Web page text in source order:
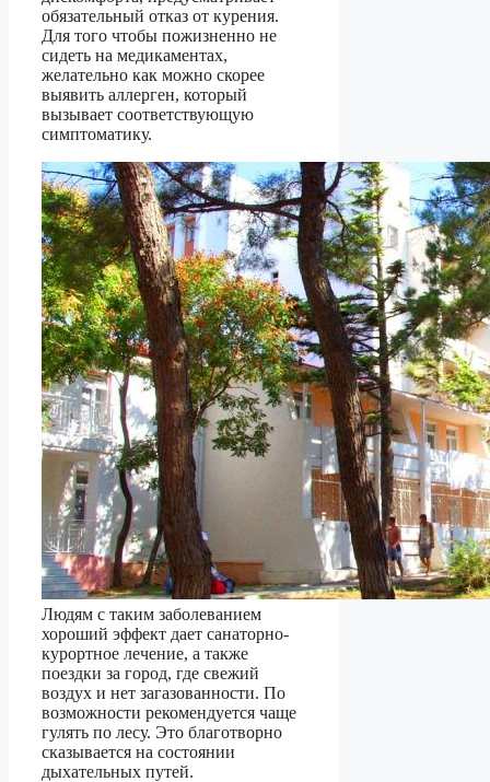
обязательный отказ от курения.
Для того чтобы пожизненно не
сидеть на медикаментах,
желательно как можно скорее
выявить аллерген, который
вызывает соответствующую
симптоматику.
Людям с таким заболеванием
хороший эффект дает санаторно-
курортное лечение, а также
поездки за город, где свежий
воздух и нет загазованности. По
возможности рекомендуется чаще
гулять по лесу. Это благотворно
сказывается на состоянии
дыхательных путей.